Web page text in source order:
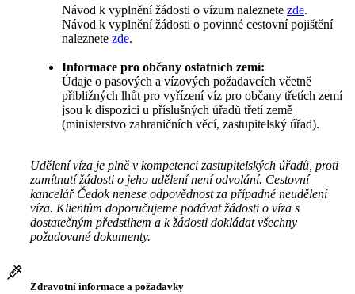
Návod k vyplnění žádosti o vízum naleznete zde.
Návod k vyplnění žádosti o povinné cestovní pojištění
naleznete zde.
Informace pro občany ostatních zemí:
Údaje o pasových a vízových požadavcích včetně
přibližných lhůt pro vyřízení víz pro občany třetích zemí
jsou k dispozici u příslušných úřadů třetí země
(ministerstvo zahraničních věcí, zastupitelský úřad).
Udělení víza je plně v kompetenci zastupitelských úřadů, proti
zamítnutí žádosti o jeho udělení není odvolání. Cestovní
kancelář Čedok nenese odpovědnost za případné neudělení
víza. Klientům doporučujeme podávat žádosti o víza s
dostatečným předstihem a k žádosti dokládat všechny
požadované dokumenty.
Zdravotní informace a požadavky